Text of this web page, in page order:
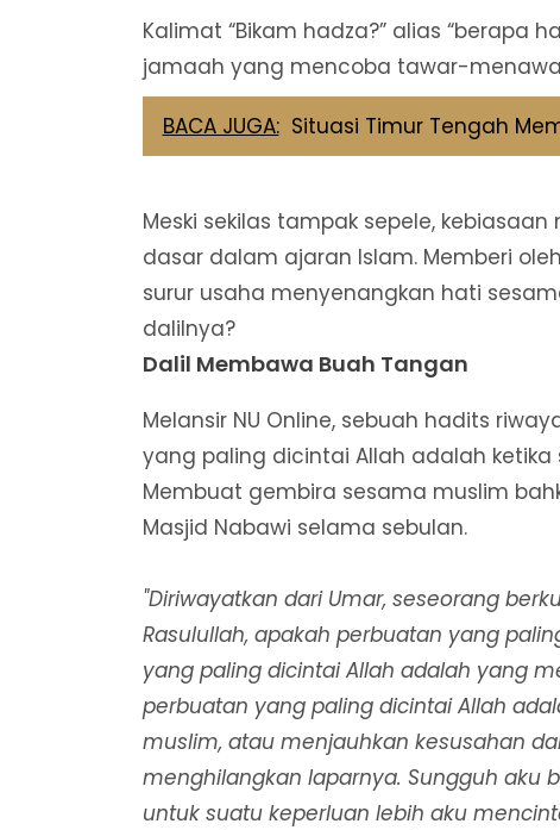
Kalimat “Bikam hadza?” alias “berapa
jamaah yang mencoba tawar-
BACA JUGA: Situasi Timur Tengah
Meski sekilas tampak sepele,
dasar dalam ajaran Islam. Memberi
surur usaha menyenangkan hati
dalilnya?
Dalil Membawa Buah Tangan
Melansir NU Online, sebuah hadits
yang paling dicintai Allah adalah
Membuat gembira sesama muslim
Masjid Nabawi selama sebulan.
"Diriwayatkan dari Umar, seseorang
Rasulullah, apakah perbuatan yang
yang paling dicintai Allah adalah yang
perbuatan yang paling dicintai Allah
muslim, atau menjauhkan kesusahan
menghilangkan laparnya. Sungguh aku
untuk suatu keperluan lebih aku